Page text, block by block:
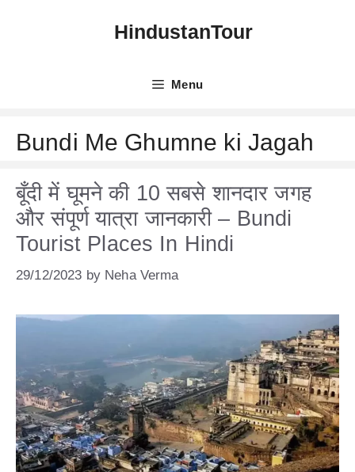
HindustanTour
Menu
Bundi Me Ghumne ki Jagah
बूँदी में घूमने की 10 सबसे शानदार जगह
और संपूर्ण यात्रा जानकारी – Bundi
Tourist Places In Hindi
29/12/2023 by Neha Verma